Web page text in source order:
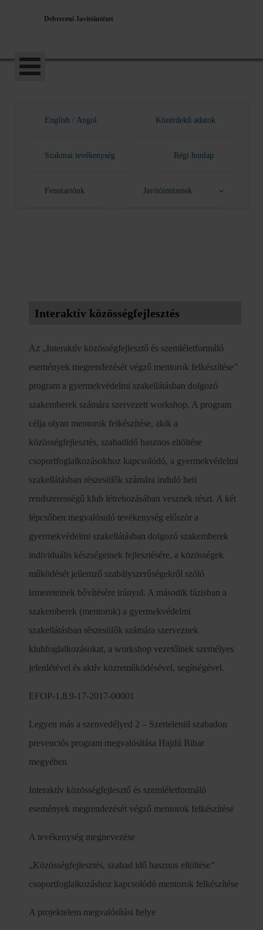
Debreceni Javítóintézet
English / Angol Közérdekű adatok
Szakmai tevékenység Régi honlap
Fenntartónk Javítóintézetek
Interaktív közösségfejlesztés
Az „Interaktív közösségfejlesztő és szemléletformáló
események megrendezését végző mentorok felkészítése”
program a gyermekvédelmi szakellátásban dolgozó
szakemberek számára szervezett workshop. A program
célja olyan mentorok felkészítése, akik a
közösségfejlesztés, szabadidő hasznos eltöltése
csoportfoglalkozásokhoz kapcsolódó, a gyermekvédelmi
szakellátásban részesülők számára induló heti
rendszerességű klub létrehozásában vesznek részt. A két
lépcsőben megvalósuló tevékenység először a
gyermekvédelmi szakellátásban dolgozó szakemberek
individuális készségeinek fejlesztésére, a közösségek
működését jellemző szabályszerűségekről szóló
ismereteinek bővítésére irányul. A második fázisban a
szakemberek (mentorok) a gyermekvédelmi
szakellátásban részesülők számára szerveznek
klubfoglalkozásokat, a workshop vezetőinek személyes
jelenlétével és aktív közreműködésével, segítségével.
EFOP-1.8.9-17-2017-00001
Legyen más a szenvedélyed 2 – Szertelenül szabadon
prevenciós program megvalósítása Hajdú Bihar
megyében
Interaktív közösségfejlesztő és szemléletformáló
események megrendezését végző mentorok felkészítése
A tevékenység megnevezése
„Közösségfejlesztés, szabad idő hasznos eltöltése”
csoportfoglalkozáshoz kapcsolódó mentorok felkészítése
A projektelem megvalósítási helye